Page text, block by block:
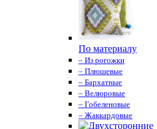
По материалу
– Из рогожки
– Плюшевые
– Бархатные
– Велюровые
– Гобеленовые
– Жаккардовые